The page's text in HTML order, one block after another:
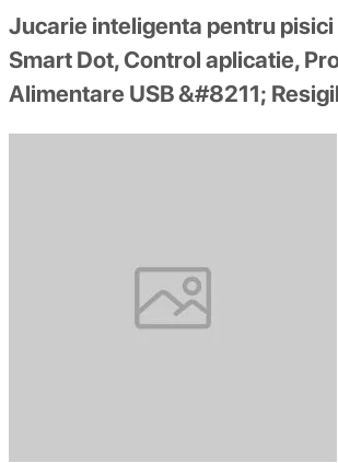
Jucarie inteligenta pentru
Smart Dot, Control aplicatie,
Alimentare USB &#8211;